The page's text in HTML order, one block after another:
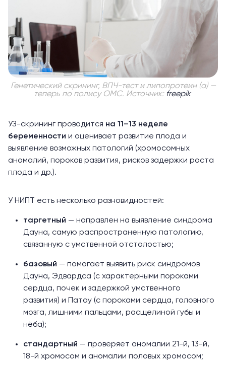
Генетический скрининг, ВПЧ-тест и липопротеин (а) —
теперь по полису ОМС. Источник: freepik
УЗ-скрининг проводится на 11–13 неделе
беременности и оценивает развитие плода и
выявление возможных патологий (хромосомных
аномалий, пороков развития, рисков задержки роста
плода и др.).
У НИПТ есть несколько разновидностей:
таргетный — направлен на выявление синдрома
Дауна, самую распространенную патологию,
связанную с умственной отсталостью;
базовый — помогает выявить риск синдромов
Дауна, Эдвардса (с характерными пороками
сердца, почек и задержкой умственного
развития) и Патау (с пороками сердца, головного
мозга, лишними пальцами, расщелиной губы и
нёба);
стандартный — проверяет аномалии 21-й, 13-й,
18-й хромосом и аномалии половых хромосом;